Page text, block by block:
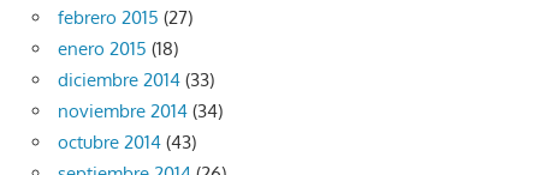
febrero 2015 (27)
enero 2015 (18)
diciembre 2014 (33)
noviembre 2014 (34)
octubre 2014 (43)